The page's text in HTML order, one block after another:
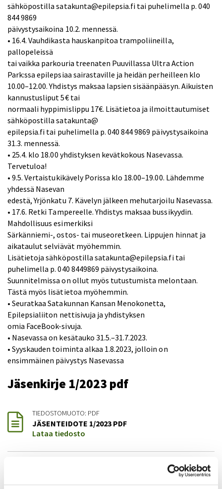
sähköpostilla satakunta@epilepsia.fi tai puhelimella p. 040
844 9869
päivystysaikoina 10.2. mennessä.
• 16.4. Vauhdikasta hauskanpitoa trampoliineilla,
pallopeleissä
tai vaikka parkouria treenaten Puuvillassa Ultra Action
Park:ssa epilepsiaa sairastaville ja heidän perheilleen klo
10.00–12.00. Yhdistys maksaa lapsien sisäänpääsyn. Aikuisten
kannustusliput 5€ tai
normaali hyppimislippu 17€. Lisätietoa ja ilmoittautumiset
sähköpostilla satakunta@
epilepsia.fi tai puhelimella p. 040 844 9869 päivystysaikoina
31.3. mennessä.
• 25.4. klo 18.00 yhdistyksen kevätkokous Nasevassa.
Tervetuloa!
• 9.5. Vertaistukikävely Porissa klo 18.00–19.00. Lähdemme
yhdessä Nasevan
edestä, Yrjönkatu 7. Kävelyn jälkeen mehutarjoilu Nasevassa.
• 17.6. Retki Tampereelle. Yhdistys maksaa bussikyydin.
Mahdollisuus esimerkiksi
Särkänniemi-, ostos- tai museoretkeen. Lippujen hinnat ja
aikataulut selviävät myöhemmin.
Lisätietoja sähköpostilla satakunta@epilepsia.fi tai
puhelimella p. 040 8449869 päivystysaikoina.
Suunnitelmissa on ollut myös tutustumista melontaan.
Tästä myös lisätietoa myöhemmin.
• Seuratkaa Satakunnan Kansan Menokonetta,
Epilepsialiiton nettisivuja ja yhdistyksen
omia FaceBook-sivuja.
• Nasevassa on kesätauko 31.5.–31.7.2023.
• Syyskauden toiminta alkaa 1.8.2023, jolloin on
ensimmäinen päivystys Nasevassa
Jäsenkirje 1/2023 pdf
TIEDOSTOMUOTO: PDF
JÄSENTEIDOTE 1/2023 PDF
Lataa tiedosto